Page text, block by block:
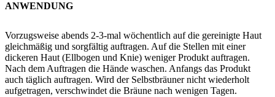
ANWENDUNG
Vorzugsweise abends 2-3-mal wöchentlich auf die gereinigte Haut
gleichmäßig und sorgfältig auftragen. Auf die Stellen mit einer
dickeren Haut (Ellbogen und Knie) weniger Produkt auftragen.
Nach dem Auftragen die Hände waschen. Anfangs das Produkt
auch täglich auftragen. Wird der Selbstbräuner nicht wiederholt
aufgetragen, verschwindet die Bräune nach wenigen Tagen.